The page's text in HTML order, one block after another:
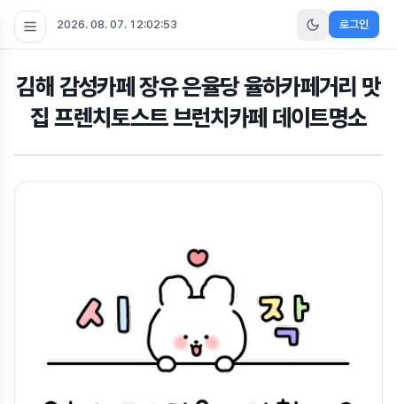
2026. 08. 07. 12:02:54 로그인
김해 감성카페 장유 은율당 율하카페거리 맛
집 프렌치토스트 브런치카페 데이트명소